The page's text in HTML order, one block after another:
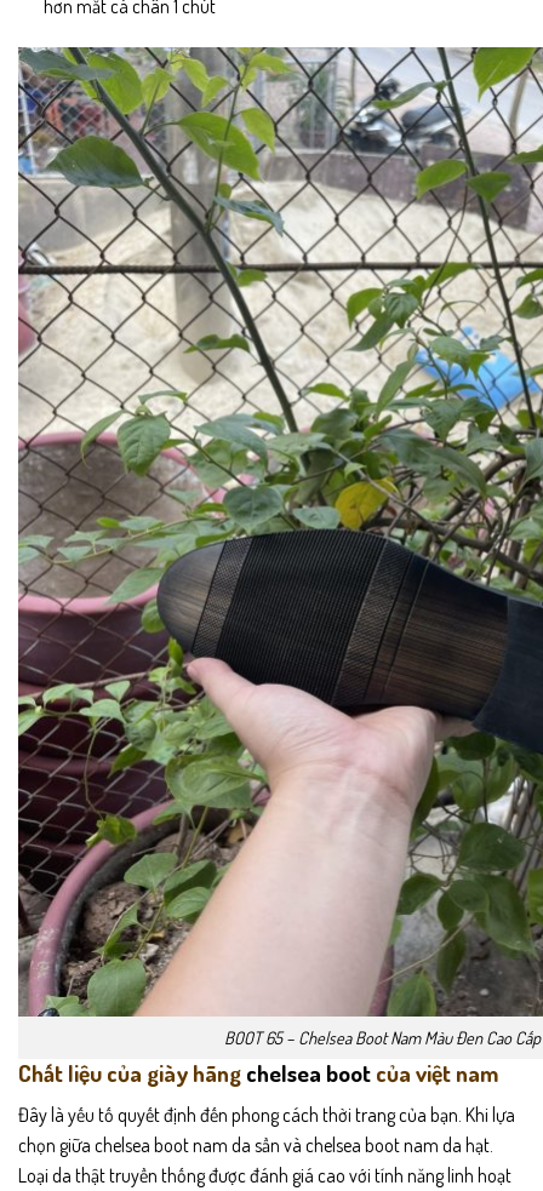
hơn mắt cá chân 1 chút
BOOT 65 – Chelsea Boot Nam Màu Đen Cao Cấp
Chất liệu của giày hãng chelsea boot của việt nam
Đây là yếu tố quyết định đến phong cách thời trang của bạn. Khi lựa
chọn giữa chelsea boot nam da sần và chelsea boot nam da hạt.
Loại da thật truyền thống được đánh giá cao với tính năng linh hoạt